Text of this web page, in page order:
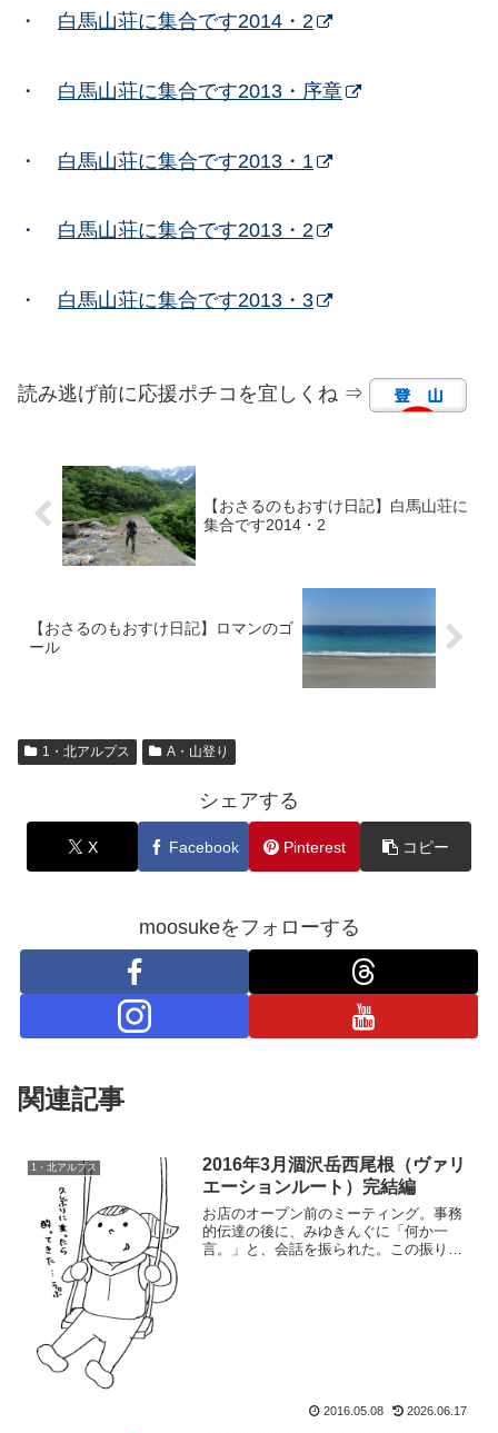
・ 白馬山荘に集合です2014・2
・ 白馬山荘に集合です2013・序章
・ 白馬山荘に集合です2013・1
・ 白馬山荘に集合です2013・2
・ 白馬山荘に集合です2013・3
読み逃げ前に応援ポチコを宜しくね ⇒
【おさるのもおすけ日記】白馬山荘に
集合です2014・2
【おさるのもおすけ日記】ロマンのゴ
ール
1・北アルプス A・山登り
シェアする
X Facebook Pinterest コピー
moosukeをフォローする
関連記事
1・北アルプス
2016年3月涸沢岳西尾根（ヴァリ
エーションルート）完結編
お店のオープン前のミーティング。事務
的伝達の後に、みゆきんぐに「何か一
言。」と、会話を振られた。この振り
2016.05.08 2026.06.17